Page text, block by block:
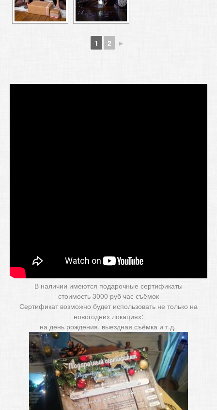
1 2 ►
В наличии имеются подарочные сертификаты
стоимость 3000 руб час съёмок
Сертификат возможно будет использовать не только на
новогодних локациях:
на день рождения, выездная съёмка и т.д.